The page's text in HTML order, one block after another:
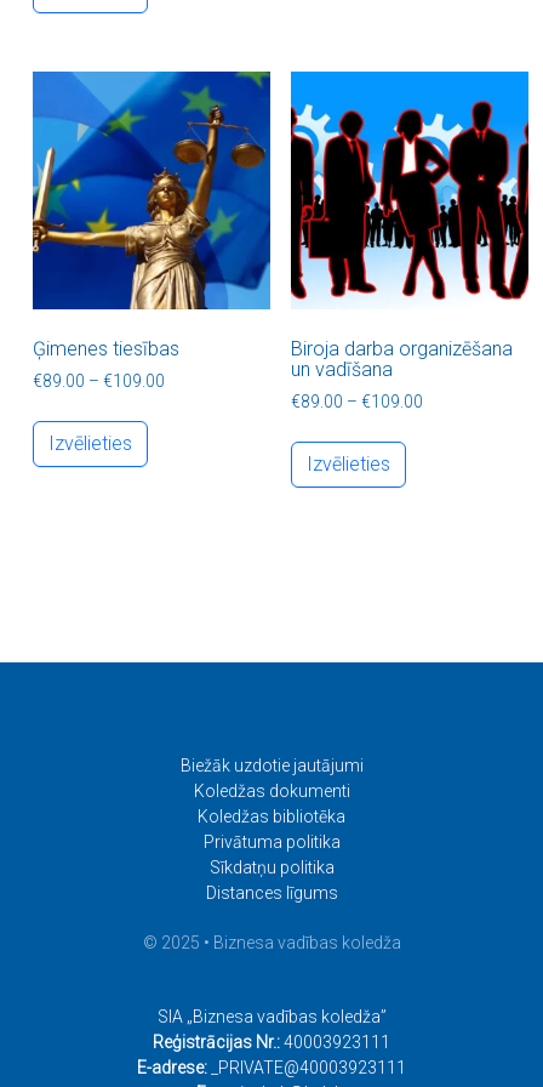
Ģimenes tiesības
€89.00 – €109.00 Price range: €89.00 through €109.00
Izvēlieties
This product has multiple variants. The
Biroja darba organizēšana
un vadīšana
€89.00 – €109.00Price range:
Izvēlieties
Biežāk uzdotie jautājumi
Koledžas dokumenti
Koledžas bibliotēka
Privātuma politika
Sīkdatņu politika
Distances līgums
© 2025 • Biznesa vadības koledža
SIA „Biznesa vadības koledža”
Reģistrācijas Nr.:40003923111
E-adrese: _PRIVATE@40003923111